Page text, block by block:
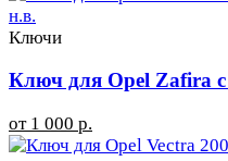
Ключи
Ключ для Opel Zafira с
от 1 000 р.